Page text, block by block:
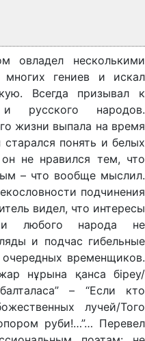
овладел несколькими
гениев и искал
Всегда призывал к
русского народов.
жизни выпала на время
понять и белых
не нравился тем, что
– что вообще мыслил.
подчинения
видел, что интересы
любого народа не
и подчас гибельные
временщиков.
нұрына қанса біреу/
– “Если кто
лучей/Того
руби!…”… Перевел